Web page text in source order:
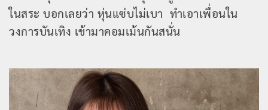
ในสระ บอกเลยว่า หุ่นแซ่บไม่เบา ทำเอาเพื่อนใน
วงการบันเทิง เข้ามาคอมเม้นกันสนั่น